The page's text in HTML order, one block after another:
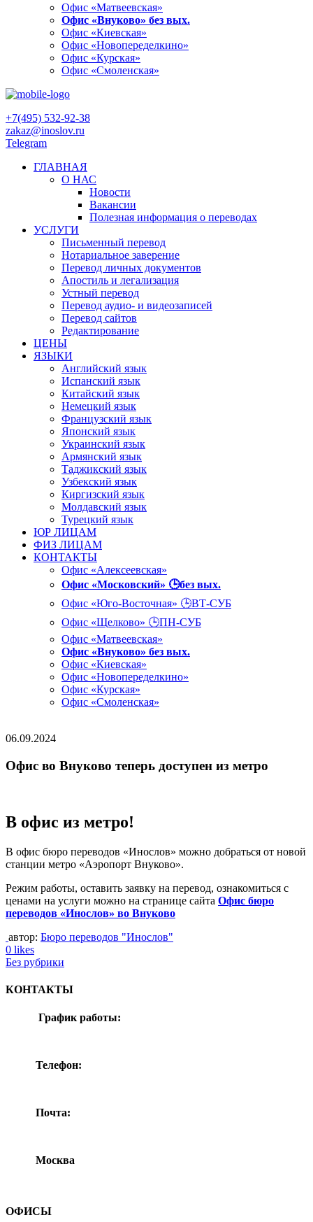
Офис «Матвеевская»
Офис «Внуково» без вых.
Офис «Киевская»
Офис «Новопеределкино»
Офис «Курская»
Офис «Смоленская»
+7(495) 532-92-38
zakaz@inoslov.ru
Telegram
ГЛАВНАЯ
О НАС
Новости
Вакансии
Полезная информация о переводах
УСЛУГИ
Письменный перевод
Нотариальное заверение
Перевод личных документов
Апостиль и легализация
Устный перевод
Перевод аудио- и видеозаписей
Перевод сайтов
Редактирование
ЦЕНЫ
ЯЗЫКИ
Английский язык
Испанский язык
Китайский язык
Немецкий язык
Французский язык
Японский язык
Украинский язык
Армянский язык
Таджикский язык
Узбекский язык
Киргизский язык
Молдавский язык
Турецкий язык
ЮР ЛИЦАМ
ФИЗ ЛИЦАМ
КОНТАКТЫ
Офис «Алексеевская»
Офис «Московский» 🕒без вых.
Офис «Юго-Восточная» 🕒ВТ-СУБ
Офис «Щелково» 🕒ПН-СУБ
Офис «Матвеевская»
Офис «Внуково» без вых.
Офис «Киевская»
Офис «Новопеределкино»
Офис «Курская»
Офис «Смоленская»
06.09.2024
Офис во Внуково теперь доступен из метро
В офис из метро!
В офис бюро переводов «Инослов» можно добраться от новой
станции метро «Аэропорт Внуково».
Режим работы, оставить заявку на перевод, ознакомиться с
ценами на услуги можно на странице сайта Офис бюро
переводов «Инослов» во Внуково
автор: Бюро переводов "Инослов"
0 likes
Без рубрики
КОНТАКТЫ
График работы:
Телефон:
Почта:
Москва
ОФИСЫ